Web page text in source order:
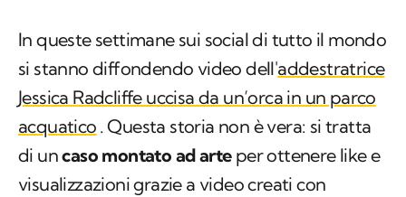
In queste settimane sui social di tutto il mondo
si stanno diffondendo video dell'addestratrice
Jessica Radcliffe uccisa da un’orca in un parco
acquatico . Questa storia non è vera: si tratta
di uncaso montato ad arteper ottenere like e
visualizzazioni grazie a video creati con